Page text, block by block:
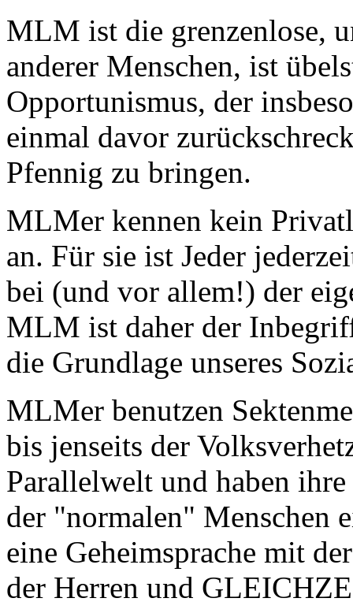
MLM ist die grenzenlose,
anderer Menschen, ist
Opportunismus, der
einmal davor
Pfennig zu bringen.
MLMer kennen kein
an. Für sie ist Jeder
bei (und vor allem!) der
MLM ist daher der
die Grundlage unseres
MLMer benutzen
bis jenseits der
Parallelwelt und haben
der "normalen" Menschen
eine Geheimsprache mit
der Herren und